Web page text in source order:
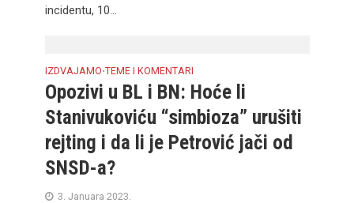
incidentu, 10...
IZDVAJAMO•TEME I KOMENTARI
Opozivi u BL i BN: Hoće li
Stanivukoviću “simbioza” urušiti
rejting i da li je Petrović jači od
SNSD-a?
3. Januara 2023.